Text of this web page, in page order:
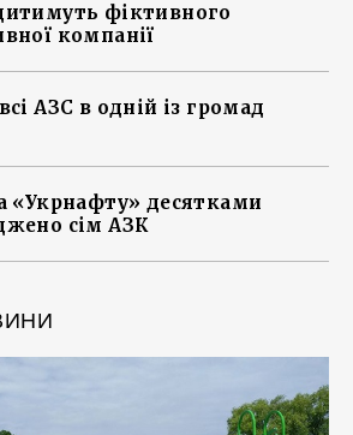
фіктивного
компанії
АЗС в одній із громад
«Укрнафту» десятками
сім АЗК